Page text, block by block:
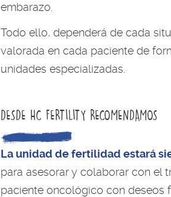
embarazo.
Todo ello, dependerá de cada
valorada en cada paciente de
unidades especializadas.
DESDE HC FERTILITY RECOMENDAMOS
La unidad de fertilidad estará
para asesorar y colaborar con el
paciente oncológico con deseos